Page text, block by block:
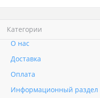
Категории
О нас
Доставка
Оплата
Информационный раздел